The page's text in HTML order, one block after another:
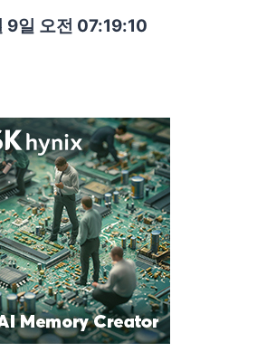
일 오전 07:19:11